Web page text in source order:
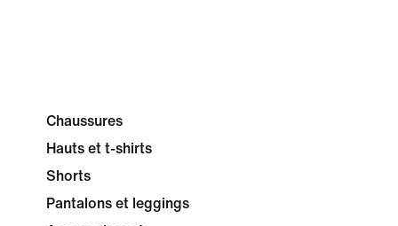
Chaussures
Hauts et t-shirts
Shorts
Pantalons et leggings